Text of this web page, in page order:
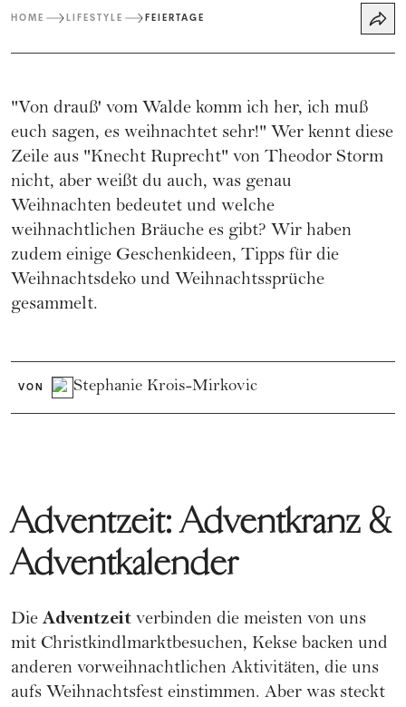
HOME LIFESTYLE FEIERTAGE
"Von drauß' vom Walde komm ich her, ich muß
euch sagen, es weihnachtet sehr!" Wer kennt diese
Zeile aus "Knecht Ruprecht" von Theodor Storm
nicht, aber weißt du auch, was genau
Weihnachten bedeutet und welche
weihnachtlichen Bräuche es gibt? Wir haben
zudem einige Geschenkideen, Tipps für die
Weihnachtsdeko und Weihnachtssprüche
gesammelt.
VON Stephanie Krois-Mirkovic
Adventzeit: Adventkranz &
Adventkalender
Die Adventzeit verbinden die meisten von uns
mit Christkindlmarktbesuchen, Kekse backen und
anderen vorweihnachtlichen Aktivitäten, die uns
aufs Weihnachtsfest einstimmen. Aber was steckt